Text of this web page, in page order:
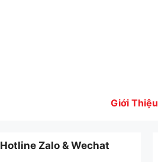
Giới Thiệu
Hotline Zalo & Wechat